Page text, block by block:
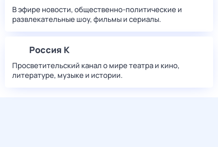
В эфире новости, общественно-политические и
развлекательные шоу, фильмы и сериалы.
Россия К
Просветительский канал о мире театра и кино,
литературе, музыке и истории.